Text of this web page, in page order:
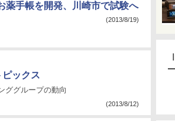
薬手帳を開発、川崎市で試験へ
(2013/8/19)
ピックス
ググループの動向
(2013/8/12)